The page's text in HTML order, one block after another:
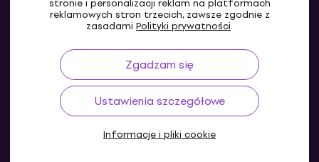
stronie i personalizacji reklam na platformach
reklamowych stron trzecich, zawsze zgodnie z
zasadami Polityki prywatności.
Zgadzam się
Ustawienia szczegółowe
Informacje i pliki cookie
PL